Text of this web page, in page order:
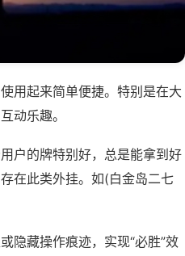
用起来简单便捷。特别是在大
动乐趣。
户的牌特别好，总是能拿到好
在此类外挂。如(白金岛二七
隐藏操作痕迹，实现“必胜”效